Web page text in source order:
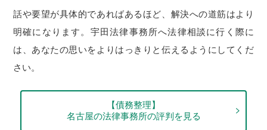
話や要望が具体的であればあるほど、解決への道筋はより
明確になります。宇田法律事務所へ法律相談に行く際に
は、あなたの思いをよりはっきりと伝えるようにしてくだ
さい。
【債務整理】
名古屋の法律事務所の評判を見る